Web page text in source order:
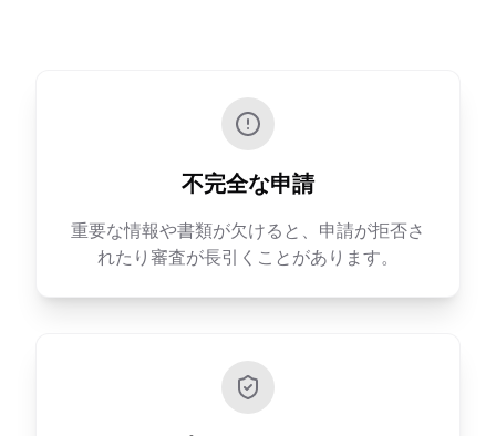
不完全な申請
重要な情報や書類が欠けると、申請が拒否さ
れたり審査が長引くことがあります。